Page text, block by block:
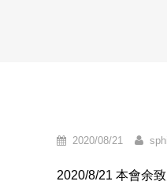
2020/08/21
2020/8/21 本會余